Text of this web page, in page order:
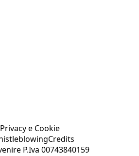
Privacy e Cookie
Credits
P.Iva 00743840159